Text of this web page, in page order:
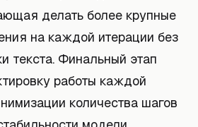
делать более крупные
на каждой итерации без
текста. Финальный этап
работы каждой
количества шагов